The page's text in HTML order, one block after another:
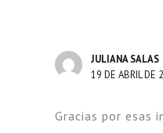
JULIANA SALAS
19 DE ABRIL DE
Gracias por esas